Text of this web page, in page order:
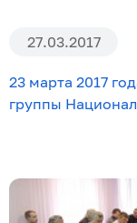
27.03.2017
23 марта 2017
группы